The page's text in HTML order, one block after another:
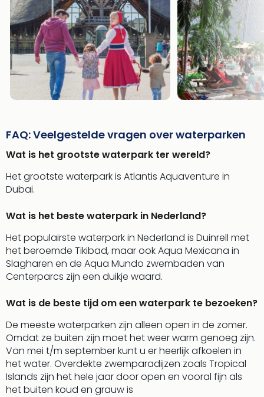
FAQ: Veelgestelde vragen over waterparken
Wat is het grootste waterpark ter wereld?
Het grootste waterpark is Atlantis Aquaventure in
Dubai.
Wat is het beste waterpark in Nederland?
Het populairste waterpark in Nederland is Duinrell met
het beroemde Tikibad, maar ook Aqua Mexicana in
Slagharen en de Aqua Mundo zwembaden van
Centerparcs zijn een duikje waard.
Wat is de beste tijd om een waterpark te bezoeken?
De meeste waterparken zijn alleen open in de zomer.
Omdat ze buiten zijn moet het weer warm genoeg zijn.
Van mei t/m september kunt u er heerlijk afkoelen in
het water. Overdekte zwemparadijzen zoals Tropical
Islands zijn het hele jaar door open en vooral fijn als
het buiten koud en grauw is